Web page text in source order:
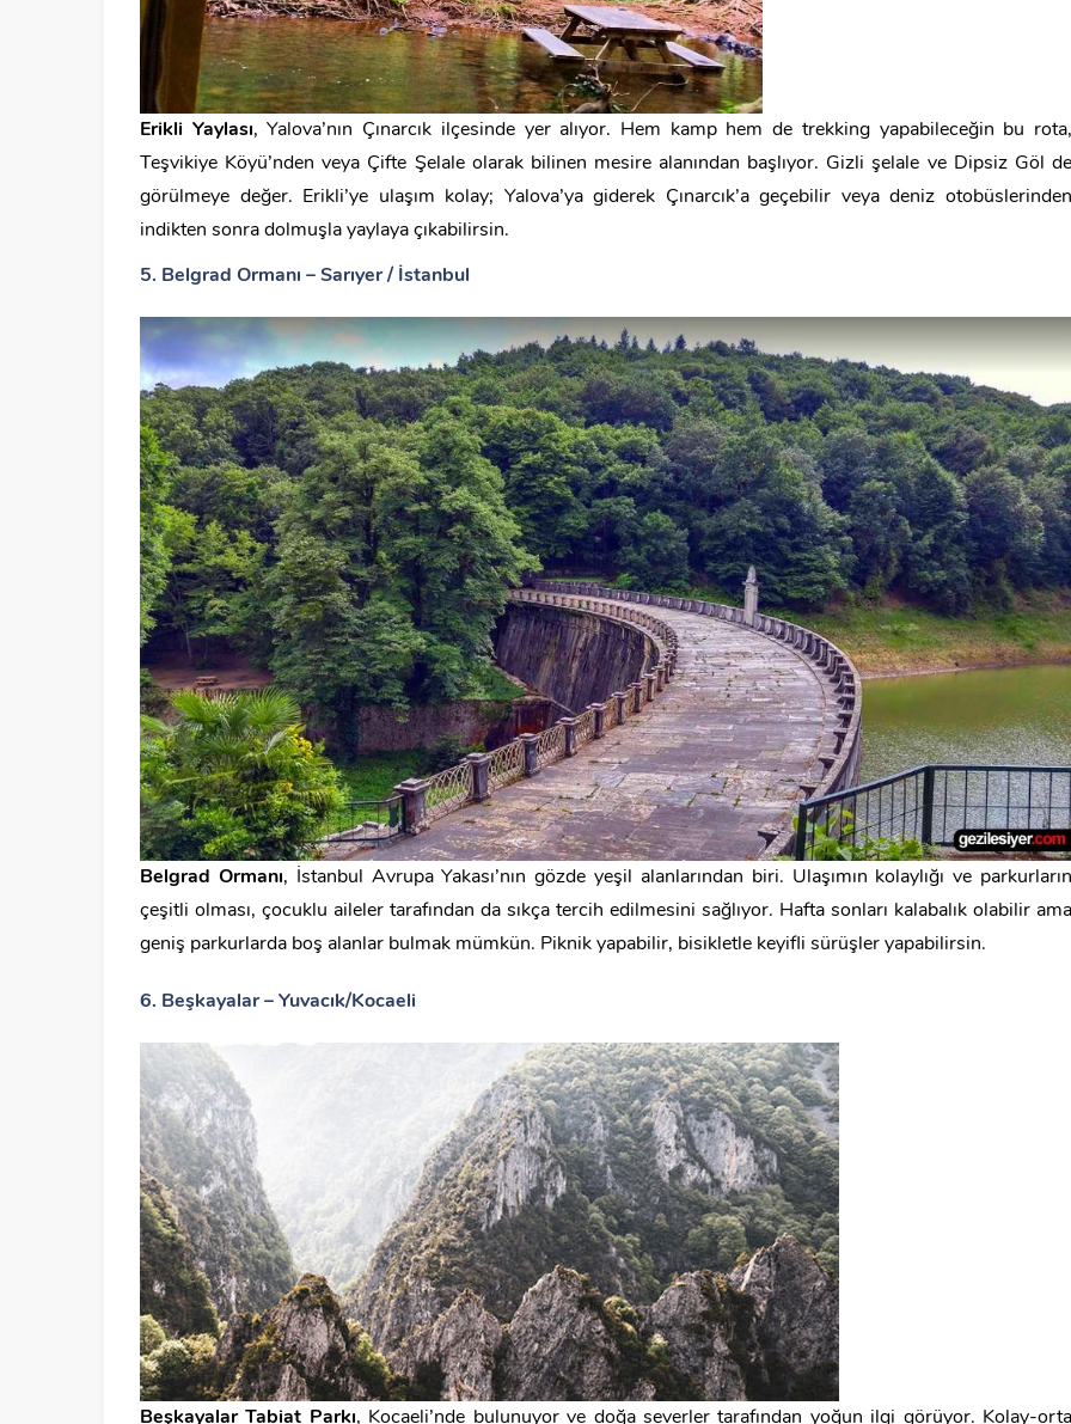
Erikli Yaylası, Yalova’nın Çınarcık ilçesinde yer alıyor. Hem kamp hem de trekking yapabileceğin bu
Teşvikiye Köyü’nden veya Çifte Şelale olarak bilinen mesire alanından başlıyor. Gizli şelale ve Dipsiz Göl de
görülmeye değer. Erikli’ye ulaşım kolay; Yalova’ya giderek Çınarcık’a geçebilir veya deniz otobüslerinden
indikten sonra dolmuşla yaylaya çıkabilirsin.
5. Belgrad Ormanı – Sarıyer / İstanbul
Belgrad Ormanı, İstanbul Avrupa Yakası’nın gözde yeşil alanlarından biri. Ulaşımın kolaylığı ve
çeşitli olması, çocuklu aileler tarafından da sıkça tercih edilmesini sağlıyor. Hafta sonları kalabalık olabilir ama
geniş parkurlarda boş alanlar bulmak mümkün. Piknik yapabilir, bisikletle keyifli sürüşler yapabilirsin.
6. Beşkayalar – Yuvacık/Kocaeli
Beşkayalar Tabiat Parkı, Kocaeli’nde bulunuyor ve doğa severler tarafından yoğun ilgi görüyor. Kolay-